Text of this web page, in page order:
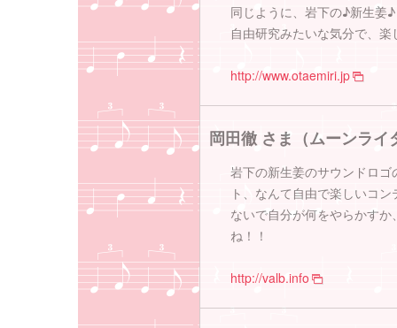
同じように、岩下の♪新生姜
自由研究みたいな気分で、
http://www.otaemiri.jp
岡田徹 さま（ムーンライ
岩下の新生姜のサウンドロ
ト、なんて自由で楽しいコ
ないで自分が何をやらかす
ね！！
http://valb.info